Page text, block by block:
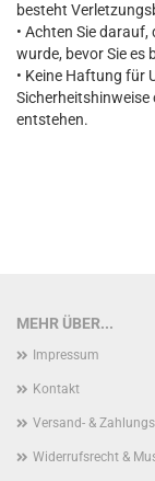
besteht
• Achten Sie
wurde, bevor Sie es
• Keine Haftung für
entstehen.
MEHR ÜBER...
Impressum
Kontakt
Versand- &
Widerrufsrecht &